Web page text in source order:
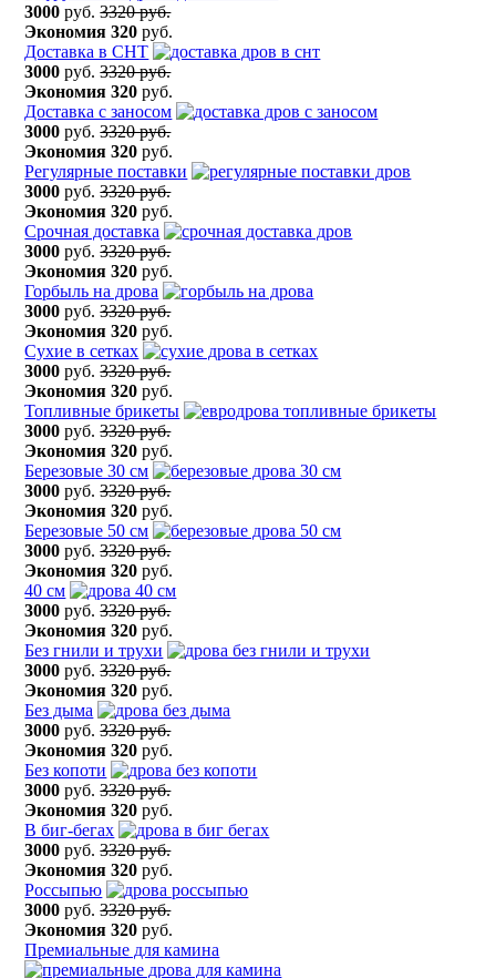
3000 руб.3320 руб.
Экономия 320 руб.
Доставка в СНТ
3000 руб.3320 руб.
Экономия 320 руб.
Доставка с заносом
3000 руб.3320 руб.
Экономия 320 руб.
Регулярные поставки
3000 руб.3320 руб.
Экономия 320 руб.
Срочная доставка
3000 руб.3320 руб.
Экономия 320 руб.
Горбыль на дрова
3000 руб.3320 руб.
Экономия 320 руб.
Сухие в сетках
3000 руб.3320 руб.
Экономия 320 руб.
Топливные брикеты
3000 руб.3320 руб.
Экономия 320 руб.
Березовые 30 см
3000 руб.3320 руб.
Экономия 320 руб.
Березовые 50 см
3000 руб.3320 руб.
Экономия 320 руб.
40 см
3000 руб.3320 руб.
Экономия 320 руб.
Без гнили и трухи
3000 руб.3320 руб.
Экономия 320 руб.
Без дыма
3000 руб.3320 руб.
Экономия 320 руб.
Без копоти
3000 руб.3320 руб.
Экономия 320 руб.
В биг-бегах
3000 руб.3320 руб.
Экономия 320 руб.
Россыпью
3000 руб.3320 руб.
Экономия 320 руб.
Премиальные для камина